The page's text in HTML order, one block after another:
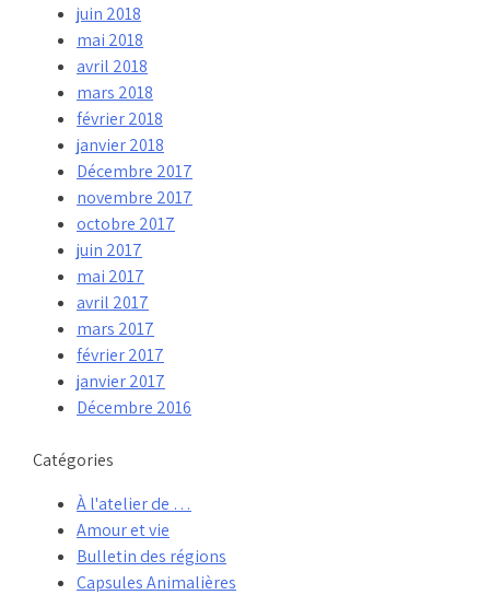
juin 2018
mai 2018
avril 2018
mars 2018
février 2018
janvier 2018
Décembre 2017
novembre 2017
octobre 2017
juin 2017
mai 2017
avril 2017
mars 2017
février 2017
janvier 2017
Décembre 2016
Catégories
À l'atelier de …
Amour et vie
Bulletin des régions
Capsules Animalières